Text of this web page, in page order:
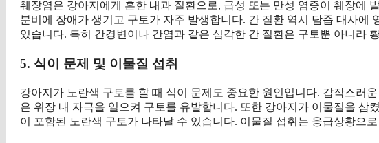
췌장염은 강아지에게 흔한 내과 질환으로, 급성 또는 만성 염증이 췌장에
분비에 장애가 생기고 구토가 자주 발생합니다. 간 질환 역시 담즙 대사에
있습니다. 특히 간경변이나 간염과 같은 심각한 간 질환은 구토뿐 아니라
5. 식이 문제 및 이물질 섭취
강아지가 노란색 구토를 할 때 식이 문제도 중요한 원인입니다. 갑작스러
은 위장 내 자극을 일으켜 구토를 유발합니다. 또한 강아지가 이물질을 삼
이 포함된 노란색 구토가 나타날 수 있습니다. 이물질 섭취는 응급상황으